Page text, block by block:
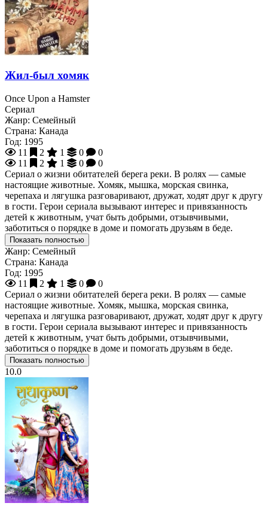
Жил-был хомяк
Once Upon a Hamster
Сериал
Жанр: Семейный
Страна: Канада
Год: 1995
11
2 1 0
0
11
2 1 0
0
Сериал о жизни обитателей берега реки. В ролях — самые
настоящие животные. Хомяк, мышка, морская свинка,
черепаха и лягушка разговаривают, дружат, ходят друг к другу
в гости. Герои сериала вызывают интерес и привязанность
детей к животным, учат быть добрыми, отзывчивыми,
заботиться о порядке в доме и помогать друзьям в беде.
Показать полностью
Жанр: Семейный
Страна: Канада
Год: 1995
11
2 1 0
0
Сериал о жизни обитателей берега реки. В ролях — самые
настоящие животные. Хомяк, мышка, морская свинка,
черепаха и лягушка разговаривают, дружат, ходят друг к другу
в гости. Герои сериала вызывают интерес и привязанность
детей к животным, учат быть добрыми, отзывчивыми,
заботиться о порядке в доме и помогать друзьям в беде.
Показать полностью
10.0